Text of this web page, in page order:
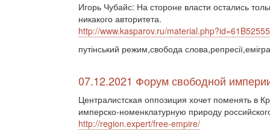
Игорь Чубайс: На стороне власти остались
никакого авторитета.
http://www.kasparov.ru/
путінський режим,свобода
07.12.2021 Форум свободной
Централистская оппозиция хочет поменять в
имперско-номенклатурную природу
http://region.expert/free-empire/